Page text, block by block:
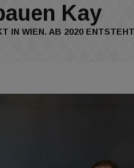
Kay
IN WIEN. AB 2020